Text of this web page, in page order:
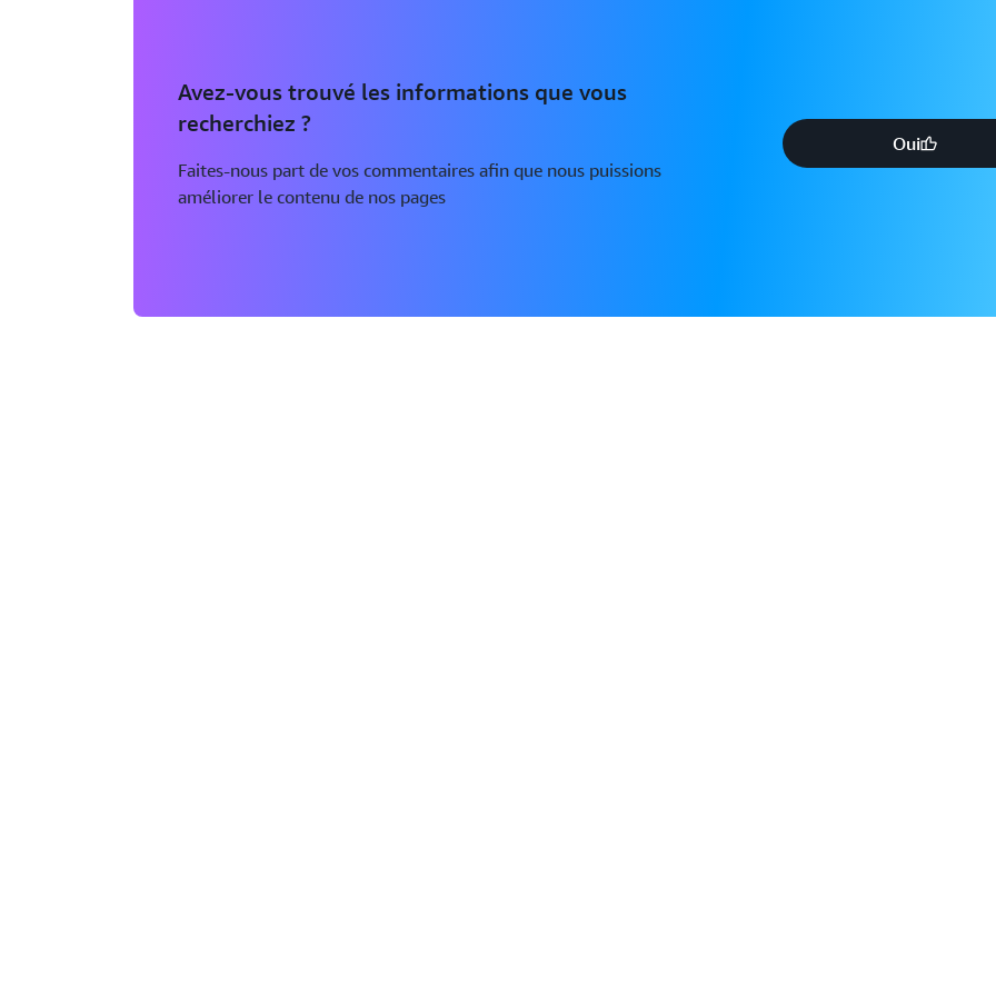
Avez-vous trouvé les informations que vous
recherchiez ?
Faites-nous part de vos commentaires afin que nous puissions
améliorer le contenu de nos pages
Oui